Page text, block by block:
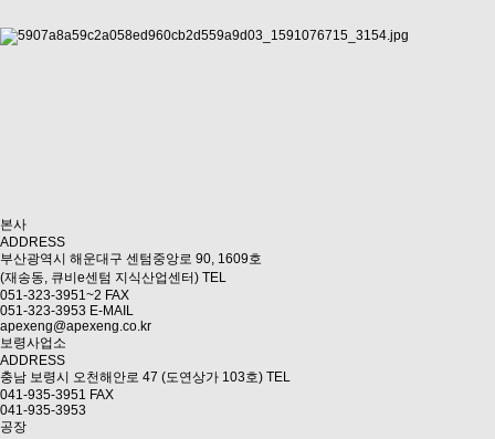
본사
ADDRESS
부산광역시 해운대구 센텀중앙로 90, 1609호
(재송동, 큐비e센텀 지식산업센터) TEL
051-323-3951~2 FAX
051-323-3953 E-MAIL
apexeng@apexeng.co.kr
보령사업소
ADDRESS
충남 보령시 오천해안로 47 (도연상가 103호) TEL
041-935-3951 FAX
041-935-3953
공장